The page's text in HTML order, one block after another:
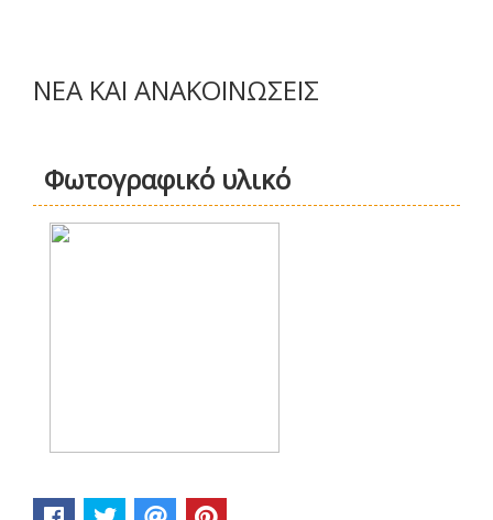
ΝΕΑ ΚΑΙ ΑΝΑΚΟΙΝΩΣΕΙΣ
Φωτογραφικό υλικό